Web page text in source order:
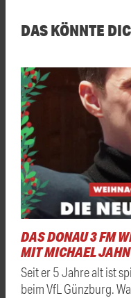
DAS KÖNNTE
DAS DONAU 3 FM
MIT MICHAEL
Seit er 5 Jahre alt ist
beim VfL Günzburg.